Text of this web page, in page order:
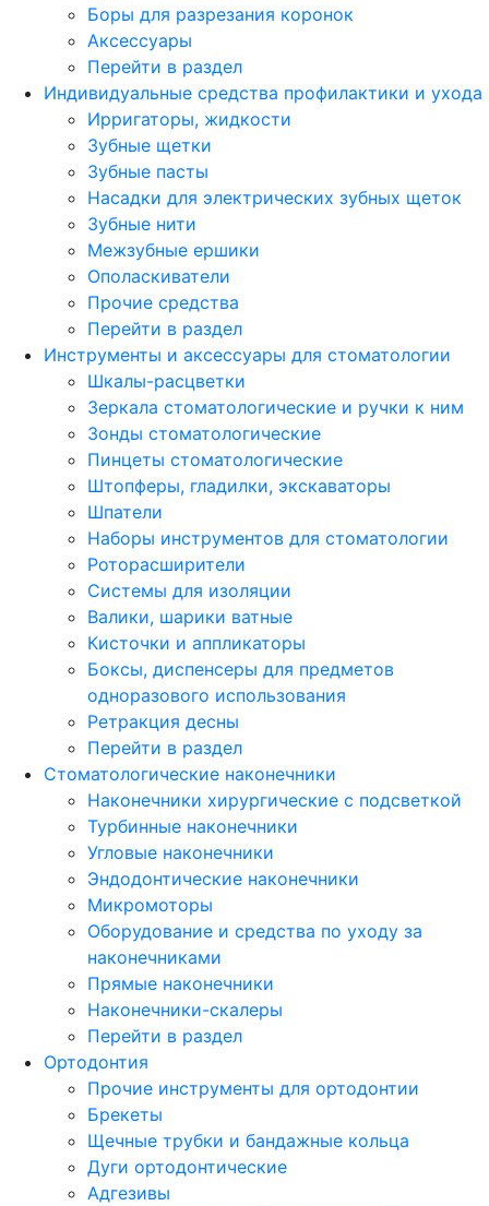
Боры для разрезания коронок
Аксессуары
Перейти в раздел
Индивидуальные средства профилактики и ухода
Ирригаторы, жидкости
Зубные щетки
Зубные пасты
Насадки для электрических зубных щеток
Зубные нити
Межзубные ершики
Ополаскиватели
Прочие средства
Перейти в раздел
Инструменты и аксессуары для стоматологии
Шкалы-расцветки
Зеркала стоматологические и ручки к ним
Зонды стоматологические
Пинцеты стоматологические
Штопферы, гладилки, экскаваторы
Шпатели
Наборы инструментов для стоматологии
Роторасширители
Системы для изоляции
Валики, шарики ватные
Кисточки и аппликаторы
Боксы, диспенсеры для предметов
одноразового использования
Ретракция десны
Перейти в раздел
Стоматологические наконечники
Наконечники хирургические с подсветкой
Турбинные наконечники
Угловые наконечники
Эндодонтические наконечники
Микромоторы
Оборудование и средства по уходу за
наконечниками
Прямые наконечники
Наконечники-скалеры
Перейти в раздел
Ортодонтия
Прочие инструменты для ортодонтии
Брекеты
Щечные трубки и бандажные кольца
Дуги ортодонтические
Адгезивы